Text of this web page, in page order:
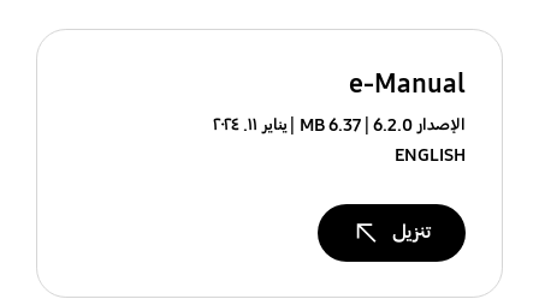
e-Manual
الإصدار 6.2.0 6.37 MB
يناير ١١. ٢٠٢٤
ENGLISH
تنزيل